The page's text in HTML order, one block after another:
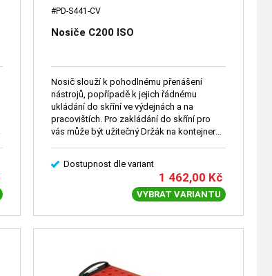
#PD-S441-CV
Nosiče C200 ISO
Nosič slouží k pohodlnému přenášení
nástrojů, popřípadě k jejich řádnému
ukládání do skříní ve výdejnách a na
pracovištích. Pro zakládání do skříní pro
vás může být užitečný Držák na kontejner
Dostupnost dle variant
1 462,00 Kč
VYBRAT VARIANTU